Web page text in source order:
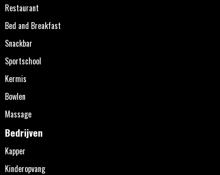
Restaurant
Bed and Breakfast
Snackbar
Sportschool
Kermis
Bowlen
Massage
Bedrijven
Kapper
Kinderopvang